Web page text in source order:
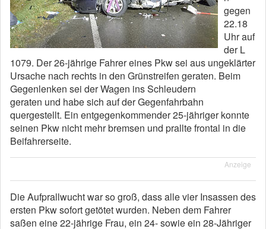
gegen
22.18
Uhr auf
der L
1079. Der 26-jährige Fahrer eines Pkw sei aus ungeklärter
Ursache nach rechts in den Grünstreifen geraten. Beim
Gegenlenken sei der Wagen ins Schleudern
geraten und habe sich auf der Gegenfahrbahn
quergestellt. Ein entgegenkommender 25-jähriger konnte
seinen Pkw nicht mehr bremsen und prallte frontal in die
Beifahrerseite.
Anzeige
Die Aufprallwucht war so groß, dass alle vier Insassen des
ersten Pkw sofort getötet wurden. Neben dem Fahrer
saßen eine 22-jährige Frau, ein 24- sowie ein 28-Jähriger